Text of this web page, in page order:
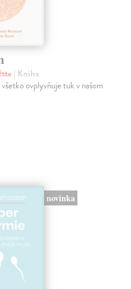
| Kniha
ovplyvňuje tuk v našom
novinka